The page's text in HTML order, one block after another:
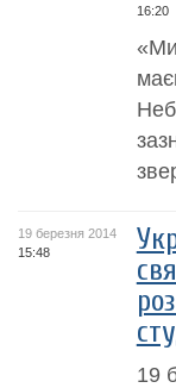
16:20
19 березня 2014
15:48
19